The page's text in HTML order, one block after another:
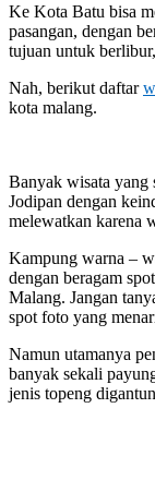
Ke Kota Batu bisa
pasangan, dengan
tujuan untuk
Nah, berikut daftar
kota malang.
Banyak wisata yang
Jodipan dengan
melewatkan karena
Kampung warna –
dengan beragam
Malang. Jangan
spot foto yang
Namun utamanya
banyak sekali
jenis topeng